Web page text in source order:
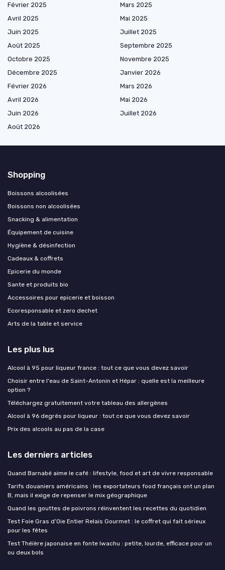
Février 2025
Mars 2025
Avril 2025
Mai 2025
Juin 2025
Juillet 2025
Août 2025
Septembre 2025
Octobre 2025
Novembre 2025
Décembre 2025
Janvier 2026
Février 2026
Mars 2026
Avril 2026
Mai 2026
Juin 2026
Juillet 2026
Août 2026
Shopping
Boissons alcoolisées
Boissons non alcoolisées
Snacking & alimentation
Équipement de cuisine
Hygiène & désinfection
Cadeaux & coffrets
Epicerie du monde
Sante et produits bio
Accessoires pour epicerie et boisson
Ecoresponsable et zero dechet
Arts de la table et service
Les plus lus
Alcool à 95 pour liqueur france : tout ce que vous devez savoir
Choisir entre l'eau de Saint-Antonin et Hépar : quelle est la meilleure
option ?
Téléchargez gratuitement votre tableau des allergènes
Alcool à 96 degrés pour liqueur : tout ce que vous devez savoir
Prix des alcools au pas de la case
Les derniers articles
Quand Barnabé aime le café : lifestyle, food et art de vivre responsable
Tarifs douaniers américains : les exportateurs food français ont un plan
B, mais il exige de repenser le mix géographique
Quand les gouttes de poivrons réinventent les recettes du quotidien
Test Foie Gras d’Oie Entier Relais Gourmet : le coffret qui fait sérieux
pour les fêtes
Test Théière japonaise en fonte Iwachu : petite, lourde, efficace pour un
ou deux bols